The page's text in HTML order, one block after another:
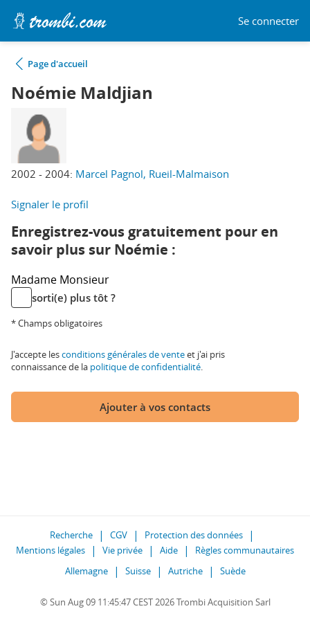
Se connecter
Page d'accueil
Noémie Maldjian
2002 - 2004: Marcel Pagnol, Rueil-Malmaison
Signaler le profil
Enregistrez-vous gratuitement pour en
savoir plus sur Noémie :
Madame Monsieur
sorti(e) plus tôt ?
* Champs obligatoires
J'accepte lesconditions générales de venteet j'ai pris
connaissance de la politique de confidentialité.
Ajouter à vos contacts
Recherche CGV
Protection des données
Mentions légales
Vie privée Aide
Règles communautaires
Allemagne
Suisse Autriche Suède
© Sun Aug 09 11:45:47 CEST 2026 Trombi Acquisition Sarl